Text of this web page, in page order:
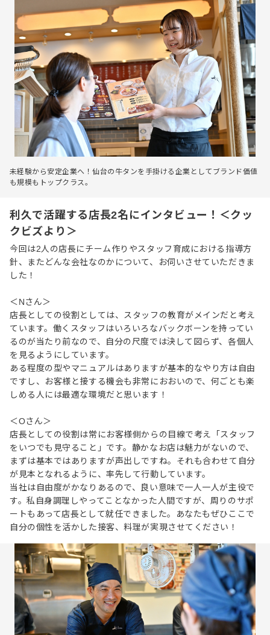
未経験から安定企業へ！仙台の牛タンを手掛ける企業としてブランド価値
も規模もトップクラス。
利久で活躍する店長2名にインタビュー！＜クッ
クビズより＞
今回は2人の店長にチーム作りやスタッフ育成における指導方
針、またどんな会社なのかについて、お伺いさせていただきま
した！
＜Nさん＞
店長としての役割としては、スタッフの教育がメインだと考え
ています。働くスタッフはいろいろなバックボーンを持ってい
るのが当たり前なので、自分の尺度では決して図らず、各個人
を見るようにしています。
ある程度の型やマニュアルはありますが基本的なやり方は自由
ですし、お客様と接する機会も非常におおいので、何ごとも楽
しめる人には最適な環境だと思います！
＜Oさん＞
店長としての役割は常にお客様側からの目線で考え「スタッフ
をいつでも見守ること」です。静かなお店は魅力がないので、
まずは基本ではありますが声出しですね。それも合わせて自分
が見本となれるように、率先して行動しています。
当社は自由度がかなりあるので、良い意味で一人一人が主役で
す。私自身調理しやってことなかった人間ですが、周りのサポ
ートもあって店長として就任できました。あなたもぜひここで
自分の個性を活かした接客、料理が実現させてください！